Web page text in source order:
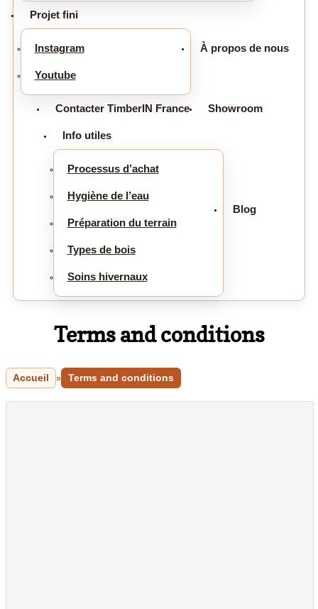
Projet fini
Instagram
Youtube
À propos de nous
Contacter TimberIN France Showroom
Info utiles
Processus d’achat
Hygiène de l’eau
Préparation du terrain
Types de bois
Soins hivernaux
Blog
Terms and conditions
Accueil » Terms and conditions